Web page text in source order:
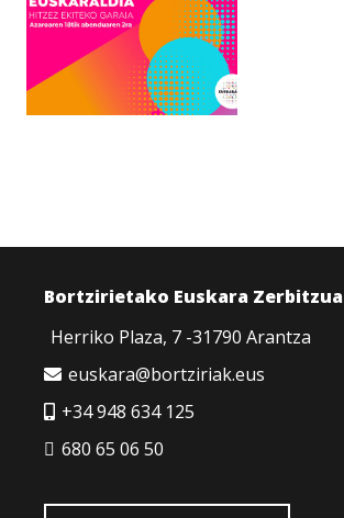
Bortzirietako Euskara Zerbitzua
Herriko Plaza, 7 -31790 Arantza
euskara@bortziriak.eus
+34 948 634 125
680 65 06 50